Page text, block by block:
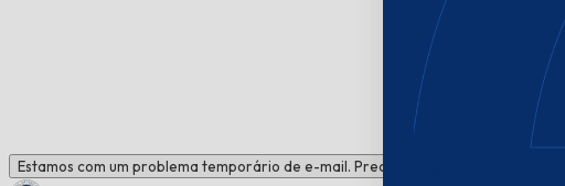
Estamos com um problema temporário de e-mail. Precisa de ajuda? Converse